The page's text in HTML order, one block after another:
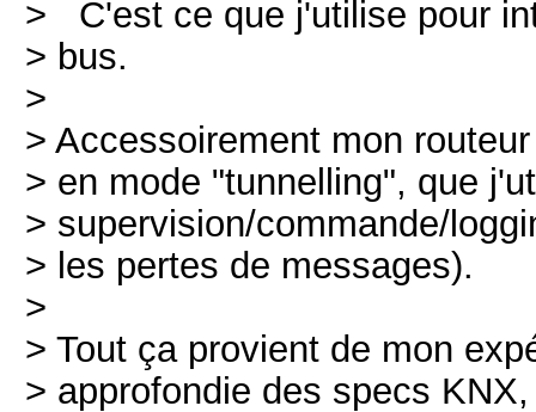
> C'est ce que j'utilise pour
> bus.
>
> Accessoirement mon
> en mode "tunnelling", que
> supervision/commande/
> les pertes de messages).
>
> Tout ça provient de mon
> approfondie des specs